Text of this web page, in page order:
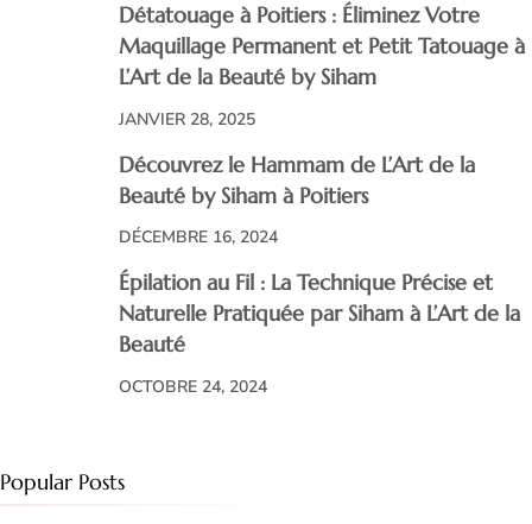
Détatouage à Poitiers : Éliminez Votre
Maquillage Permanent et Petit Tatouage à
L’Art de la Beauté by Siham
JANVIER 28, 2025
Découvrez le Hammam de L’Art de la
Beauté by Siham à Poitiers
DÉCEMBRE 16, 2024
Épilation au Fil : La Technique Précise et
Naturelle Pratiquée par Siham à L’Art de la
Beauté
OCTOBRE 24, 2024
Popular Posts